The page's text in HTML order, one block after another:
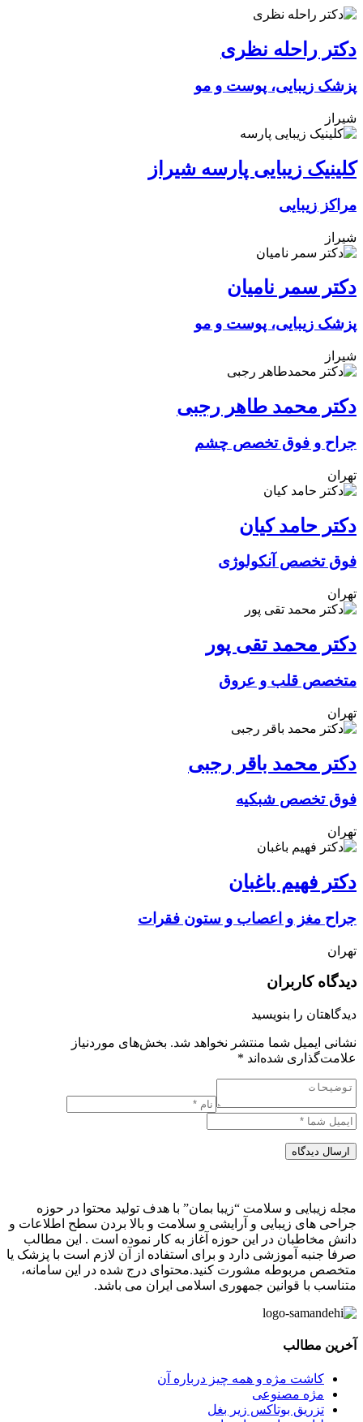
دکتر راحله نظری
پزشک زیبایی، پوست و مو
شیراز
کلینیک زیبایی پارسه شیراز
مراکز زیبایی
شیراز
دکتر سمر نامیان
پزشک زیبایی، پوست و مو
شیراز
دکتر محمد طاهر رجبی
جراح و فوق تخصص چشم
تهران
دکتر حامد کیان
فوق تخصص آنکولوژی
تهران
دکتر محمد تقی پور
متخصص قلب و عروق
تهران
دکتر محمد باقر رجبی
فوق تخصص شبکیه
تهران
دکتر فهیم باغبان
جراح مغز و اعصاب و ستون فقرات
تهران
دیدگاه کاربران
دیدگاهتان را بنویسید
نشانی ایمیل شما منتشر نخواهد شد. بخش‌های موردنیاز
علامت‌گذاری شده‌اند *
ارسال دیدگاه
مجله زیبایی و سلامت “زیبا بمان” با هدف تولید محتوا در حوزه
جراحی های زیبایی و آرایشی و سلامت و بالا بردن سطح اطلاعات و
دانش مخاطبان در این حوزه آغاز به کار نموده است . این مطالب
صرفا جنبه آموزشی دارد و برای استفاده از آن لازم است با پزشک یا
متخصص مربوطه مشورت کنید.محتوای درج شده در این سامانه،
متناسب با قوانین جمهوری اسلامی ایران می باشد.
آخرین مطالب
کاشت مژه و همه چیز درباره آن
مژه مصنوعی
تزریق بوتاکس زیر بغل